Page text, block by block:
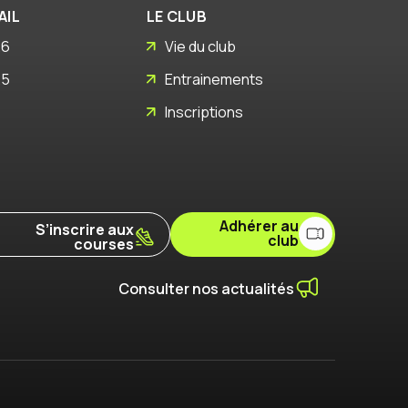
LE CLUB
Vie du club
Entrainements
Inscriptions
S’inscrire aux
courses
Adhérer au
club
Consulter nos actualités